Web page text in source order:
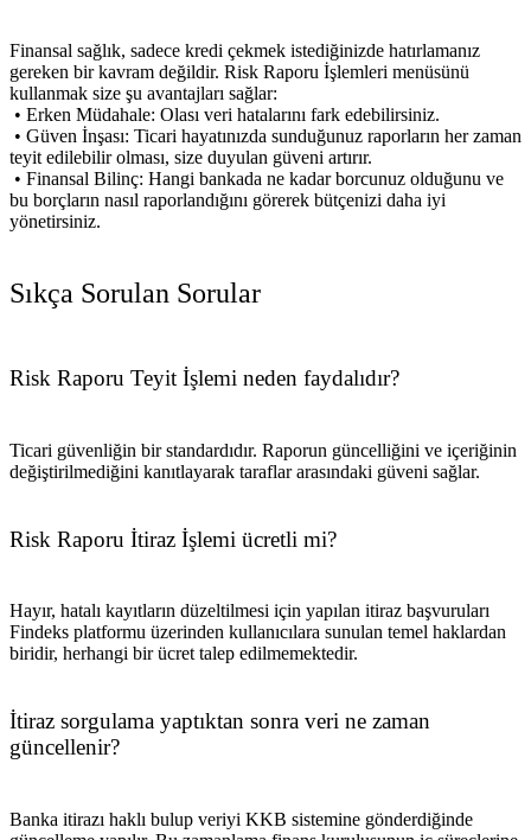
Finansal sağlık, sadece kredi çekmek istediğinizde hatırlamanız
gereken bir kavram değildir. Risk Raporu İşlemleri menüsünü
kullanmak size şu avantajları sağlar:
• Erken Müdahale: Olası veri hatalarını fark edebilirsiniz.
• Güven İnşası: Ticari hayatınızda sunduğunuz raporların her zaman
teyit edilebilir olması, size duyulan güveni artırır.
• Finansal Bilinç: Hangi bankada ne kadar borcunuz olduğunu ve
bu borçların nasıl raporlandığını görerek bütçenizi daha iyi
yönetirsiniz.
Sıkça Sorulan Sorular
Risk Raporu Teyit İşlemi neden faydalıdır?
Ticari güvenliğin bir standardıdır. Raporun güncelliğini ve içeriğinin
değiştirilmediğini kanıtlayarak taraflar arasındaki güveni sağlar.
Risk Raporu İtiraz İşlemi ücretli mi?
Hayır, hatalı kayıtların düzeltilmesi için yapılan itiraz başvuruları
Findeks platformu üzerinden kullanıcılara sunulan temel haklardan
biridir, herhangi bir ücret talep edilmemektedir.
İtiraz sorgulama yaptıktan sonra veri ne zaman
güncellenir?
Banka itirazı haklı bulup veriyi KKB sistemine gönderdiğinde